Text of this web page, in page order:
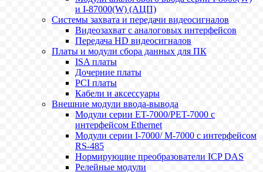
и I-87000(W) (АЦП)
Системы захвата и передачи видеосигналов
Видеозахват с аналоговых интерфейсов
Передача HD видеосигналов
Платы и модули сбора данных для ПК
ISA платы
Дочерние платы
PCI платы
Кабели и аксессуары
Внешние модули ввода-вывода
Модули серии ET-7000/PET-7000 с
интерфейсом Ethernet
Модули серии I-7000/ M-7000 с интерфейсом
RS-485
Нормирующие преобразователи ICP DAS
Релейные модули